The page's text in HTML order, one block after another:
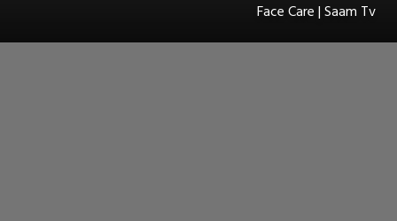
Face Care | Saam Tv